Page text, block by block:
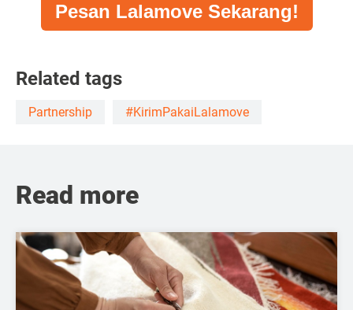
Pesan Lalamove Sekarang!
Related tags
Partnership #KirimPakaiLalamove
Read more